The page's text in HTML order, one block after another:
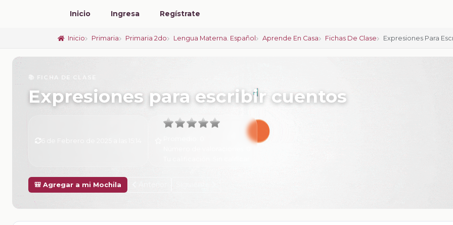
Inicio Ingresa Regístrate
Inicio Primaria Primaria 2do Lengua Materna. Español Aprende En Casa Fichas De Clase Expresiones Para
📚 FICHA DE CLASE
Expresiones para escribir cuentos
🎒 Agregar a mi Mochila